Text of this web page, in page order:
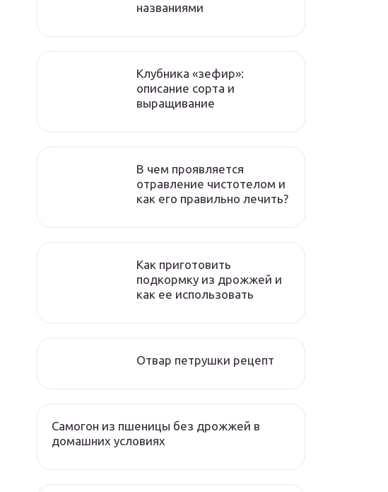
названиями
Клубника «зефир»:
описание сорта и
выращивание
В чем проявляется
отравление чистотелом и
как его правильно лечить?
Как приготовить
подкормку из дрожжей и
как ее использовать
Отвар петрушки рецепт
Самогон из пшеницы без дрожжей в
домашних условиях